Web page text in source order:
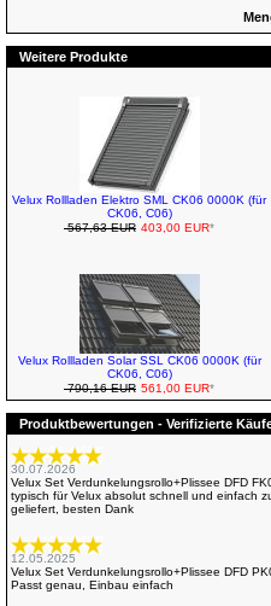
Weitere Produkte
Velux Rollladen Elektro SML CK06 0000K (für
CK06, C06)
567,63 EUR 403,00 EUR*
Velux Rollladen Solar SSL CK06 0000K (für
CK06, C06)
790,16 EUR 561,00 EUR*
Produktbewertungen - Verifizierte
30.07.2026
Velux Set Verdunkelungsrollo+Plissee DFD
typisch für Velux absolut schnell und einfach
geliefert, besten Dank
12.05.2025
Velux Set Verdunkelungsrollo+Plissee DFD
Passt genau, Einbau einfach